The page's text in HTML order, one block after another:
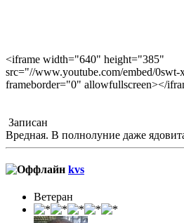
<iframe width="640" height="385"
src="//www.youtube.com/embed/
frameborder="0" allowfullscreen></
Записан
Вредная. В полнолуние даже
kvs
Ветеран